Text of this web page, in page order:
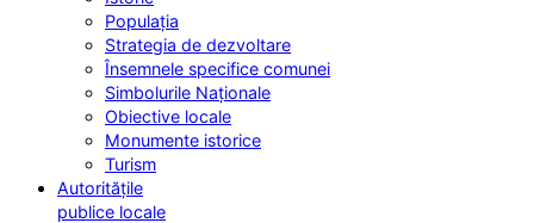
Populația
Strategia de dezvoltare
Însemnele specifice comunei
Simbolurile Naționale
Obiective locale
Monumente istorice
Turism
Autoritățile
publice locale